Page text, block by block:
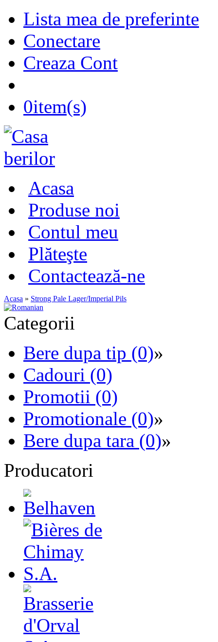
Lista mea de preferinte
Conectare
Creaza Cont
0item(s)
Acasa
Produse noi
Contul meu
Plăteşte
Contactează-ne
Acasa » Strong Pale Lager/Imperial Pils
Categorii
Bere dupa tip (0)»
Cadouri (0)
Promotii (0)
Promotionale (0)»
Bere dupa tara (0)»
Producatori